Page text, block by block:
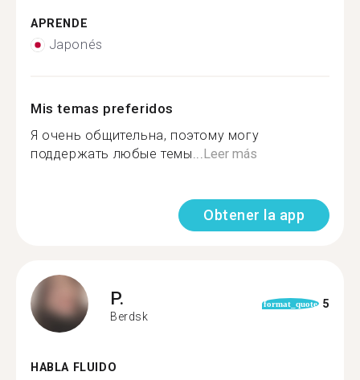
APRENDE
Japonés
Mis temas preferidos
Я очень общительна, поэтому могу
поддержать любые темы...Leer más
Obtener la app
P.
Berdsk
format_quote 5
HABLA FLUIDO